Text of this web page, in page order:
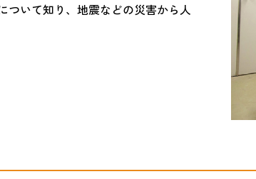
ついて知り、地震などの災害から人